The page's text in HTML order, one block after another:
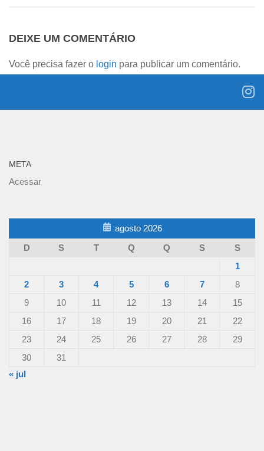
DEIXE UM COMENTÁRIO
Você precisa fazer o login para publicar um comentário.
META
Acessar
agosto 2026
D
S T Q Q S
S
1
2
3 4 5 6 7
8
9
10 11 12 13 14
15
16
17 18 19 20 21
22
23
24 25 26 27 28
29
30
31
« jul